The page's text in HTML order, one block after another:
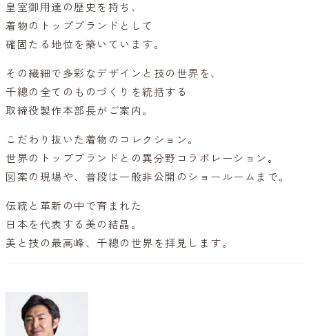
皇室御用達の歴史を持ち、
着物のトップブランドとして
確固たる地位を築いています。
その繊細で多彩なデザインと技の世界を、
千總の全てのものづくりを統括する
取締役製作本部長がご案内。
こだわり抜いた着物のコレクション。
世界のトップブランドとの異分野コラボレーション。
図案の現場や、普段は一般非公開のショールームまで。
伝統と革新の中で育まれた
日本を代表する美の結晶。
美と技の最高峰、千總の世界を拝見します。